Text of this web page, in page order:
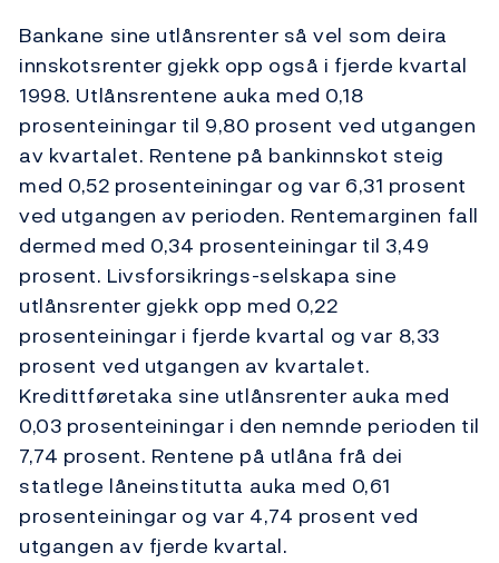
Bankane sine utlånsrenter så vel som deira
innskotsrenter gjekk opp også i fjerde kvartal
1998. Utlånsrentene auka med 0,18
prosenteiningar til 9,80 prosent ved utgangen
av kvartalet. Rentene på bankinnskot steig
med 0,52 prosenteiningar og var 6,31 prosent
ved utgangen av perioden. Rentemarginen fall
dermed med 0,34 prosenteiningar til 3,49
prosent. Livsforsikrings-selskapa sine
utlånsrenter gjekk opp med 0,22
prosenteiningar i fjerde kvartal og var 8,33
prosent ved utgangen av kvartalet.
Kredittføretaka sine utlånsrenter auka med
0,03 prosenteiningar i den nemnde perioden til
7,74 prosent. Rentene på utlåna frå dei
statlege låneinstitutta auka med 0,61
prosenteiningar og var 4,74 prosent ved
utgangen av fjerde kvartal.